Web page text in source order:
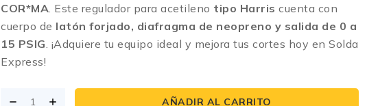
COR*MA Este regulador para acetileno tipo Harris cuenta con
cuerpo de latón forjado, diafragma de neopreno y salida de 0 a
15 PSIG ¡Adquiere tu equipo ideal y mejora tus cortes hoy en Solda
Express!
AÑADIR AL CARRITO